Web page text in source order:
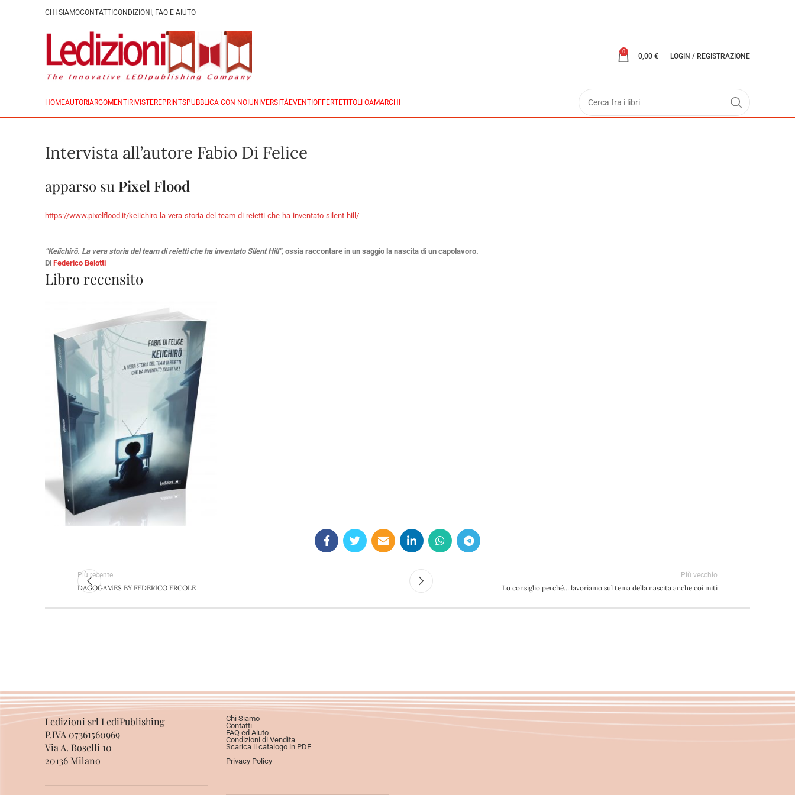
CHI SIAMOCONTATTI CONDIZIONI, FAQ E AIUTO
0
0,00 € LOGIN / REGISTRAZIONE
HOMEAUTORI ARGOMENTI RIVISTEREPRINTSPUBBLICA CON NOI UNIVERSITÀEVENTI OFFERTETITOLI OAMARCHI
Intervista all’autore Fabio Di Felice
apparso su Pixel Flood
https://www.pixelflood.it/keiichiro-la-vera-storia-del-team-di-reietti-che-ha-inventato-silent-hill/
“Keiichirō. La vera storia del team di reietti che ha inventato Silent Hill”, ossia raccontare in un saggio la nascita di un capolavoro.
Di Federico Belotti
Libro recensito
Cartaceo eBook in ePub
€ 16,90
Scegli
Più recente
DAGOGAMES BY FEDERICO ERCOLE
Più vecchio
Lo consiglio perché… lavoriamo sul tema della nascita anche coi miti
Ledizioni srl LediPublishing
P.IVA 07361560969
Via A. Boselli 10
20136 Milano
Chi Siamo
Contatti
FAQ ed Aiuto
Condizioni di Vendita
Scarica il catalogo in PDF
Privacy Policy